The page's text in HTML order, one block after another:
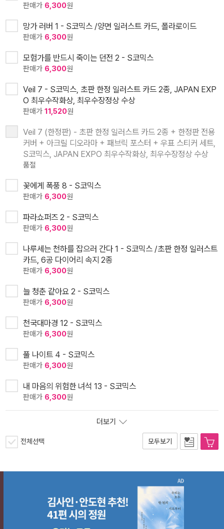
판매가 6,300원
망가 러버 1 - S코믹스 /양면 일러스트 카드, 폴라로이드
판매가 6,300원
모험가를 반드시 죽이는 던전 2 - S코믹스
판매가 6,300원
Veil 7 - S코믹스, 초판 한정 일러스트 카드 2종, JAPAN EXP
O 최우수작화상, 최우수장정상 수상
판매가 11,520원
Veil 7 (한정판) - 초판 한정 일러스트 카드 2종 + 한정판 전용
커버 + 아크릴 디오라마 + 패브릭 포스터 + 우표 스티커 세트,
S코믹스, JAPAN EXPO 최우수작화상, 최우수장정상 수상
품절
꽃에게 폭풍 8 - S코믹스
판매가 6,300원
파라쇼퍼즈 2 - S코믹스
판매가 6,300원
나루세는 천하를 잡으러 간다 1 - S코믹스 /초판 한정 일러스트
카드, 6공 다이어리 속지 2종
판매가 6,300원
늘 청춘 같아요 2 - S코믹스
판매가 6,300원
천국대마경 12 - S코믹스
판매가 6,300원
풀 나이트 4 - S코믹스
판매가 6,300원
내 마음의 위험한 녀석 13 - S코믹스
판매가 6,300원
더보기
전체선택 모두보기